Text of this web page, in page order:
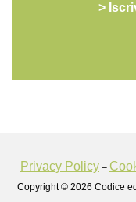
>
Privacy Policy –
Copyright © 2026 Codice